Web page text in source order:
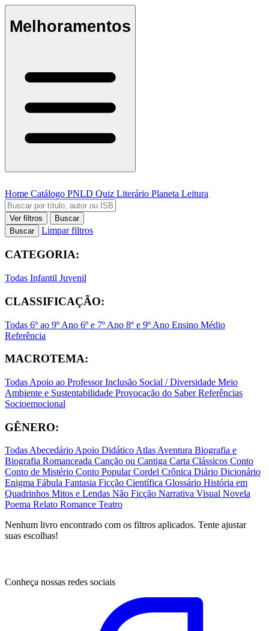
Melhoramentos
Home Catálogo PNLD Quiz Literário Planeta Leitura
Ver filtros
Buscar
Buscar
Limpar filtros
CATEGORIA:
Todas Infantil Juvenil
CLASSIFICAÇÃO:
Todas 6º ao 9º Ano 6º e 7º Ano 8º e 9º Ano Ensino Médio
Referência
MACROTEMA:
Todas Apoio ao ProfessorInclusão Social / Diversidade Meio
Ambiente e Sustentabilidade Provocação do SaberReferências
Socioemocional
GÊNERO:
TodasAbecedárioApoio DidáticoAtlasAventura Biografia e
Biografia Romanceada Canção ou Cantiga Carta Clássicos Conto
Conto de Mistério Conto PopularCordel Crônica Diário Dicionário
Enigma Fábula Fantasia Ficção Científica Glossário História em
Quadrinhos Mitos e Lendas Não Ficção Narrativa Visual Novela
Poema Relato Romance Teatro
Nenhum livro encontrado com os filtros aplicados. Tente ajustar
suas escolhas!
Conheça nossas redes sociais